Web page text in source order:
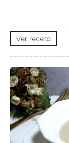
Ver receta